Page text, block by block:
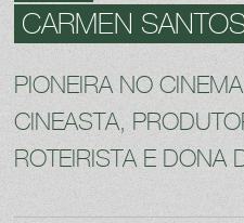
CARMEN
PIONEIRA NO
CINEASTA,
ROTEIRISTA E DONA